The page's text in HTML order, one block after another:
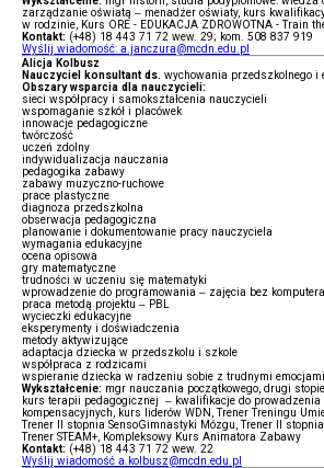
zarządzanie oświatą – menadżer oświaty, kurs
w rodzinie, Kurs ORE - EDUKACJA ZDROWOTNA - Train
Kontakt: (+48) 18 443 71 72 wew. 29; kom. 508 837 919
Wyślij wiadomość: a.janczura@mcdn.edu.pl
Alicja Kolbusz
Nauczyciel konsultant ds. wychowania przedszkolnego i
Obszary wsparcia dla nauczycieli:
sieci współpracy i samokształcenia nauczycieli
wspomaganie szkół i placówek
innowacje pedagogiczne
twórczość
uczeń zdolny
indywidualizacja nauczania
pedagogika zabawy
zabawy muzyczno-ruchowe
prace plastyczne
diagnoza przedszkolna
obserwacja pedagogiczna
planowanie i dokumentowanie pracy nauczyciela
wymagania edukacyjne
ocena opisowa
gry matematyczne
trudności w uczeniu się matematyki
wprowadzenie do programowania – zajęcia bez komputera
praca metodą projektu – PBL
wycieczki edukacyjne
eksperymenty i doświadczenia
metody aktywizujące
adaptacja dziecka w przedszkolu i szkole
współpraca z rodzicami
wspieranie dziecka w radzeniu sobie z trudnymi emocjami
Wykształcenie: mgr nauczania początkowego, drugi
kurs terapii pedagogicznej – kwalifikacje do prowadzenia
kompensacyjnych, kurs liderów WDN, Trener Treningu
Trener II stopnia SensoGimnastyki Mózgu, Trener II stopnia
Trener STEAM+, Kompleksowy Kurs Animatora Zabawy
Kontakt: (+48) 18 443 71 72 wew. 22
Wyślij wiadomość a.kolbusz@mcdn.edu.pl